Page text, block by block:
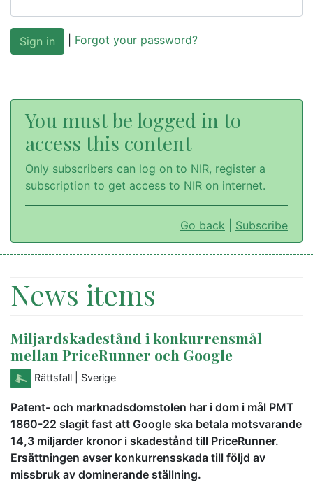
Forgot your password?
You must be logged in to
access this content
Only subscribers can log on to NIR, register a
subscription to get access to NIR on internet.
Go back Subscribe
News items
Miljardskadestånd i konkurrensmål
mellan PriceRunner och Google
Rättsfall | Sverige
Patent- och marknadsdomstolen har i dom i mål PMT
1860-22 slagit fast att Google ska betala motsvarande
14,3 miljarder kronor i skadestånd till PriceRunner.
Ersättningen avser konkurrensskada till följd av
missbruk av dominerande ställning.